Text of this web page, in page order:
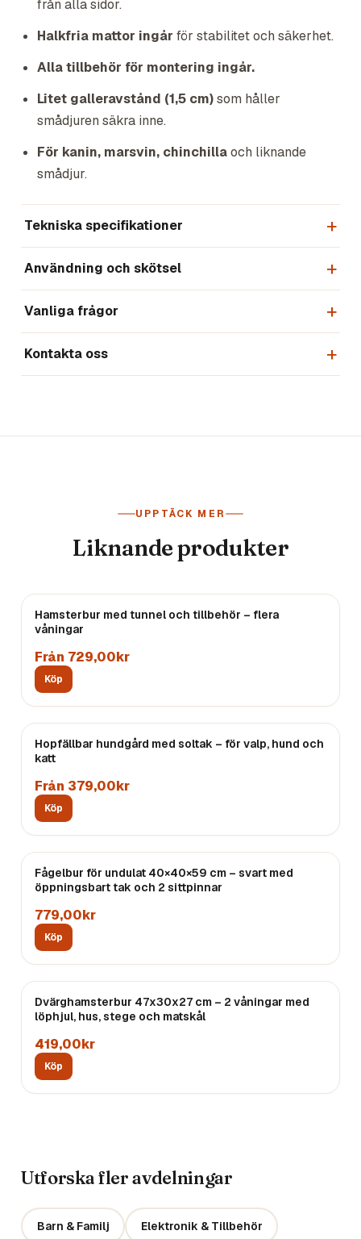
från alla sidor.
Halkfria mattor ingår för stabilitet och säkerhet.
Alla tillbehör för montering ingår.
Litet galleravstånd (1,5 cm)som håller
smådjuren säkra inne.
För kanin, marsvin, chinchillaoch liknande
smådjur.
Tekniska specifikationer
Användning och skötsel
Vanliga frågor
Kontakta oss
UPPTÄCK MER
Liknande produkter
Hamsterbur med tunnel och tillbehör – flera
våningar
Från 729,00kr
Köp
Hopfällbar hundgård med soltak – för valp, hund och
katt
Från 379,00kr
Köp
Fågelbur för undulat 40×40×59 cm – svart med
öppningsbart tak och 2 sittpinnar
779,00kr
Köp
Dvärghamsterbur 47x30x27 cm – 2 våningar med
löphjul, hus, stege och matskål
419,00kr
Köp
Utforska fler avdelningar
Barn & Familj Elektronik & Tillbehör